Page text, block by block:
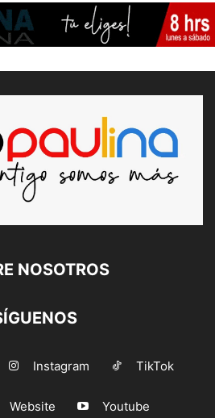
NOSOTROS
Instagram TikTok
Website Youtube